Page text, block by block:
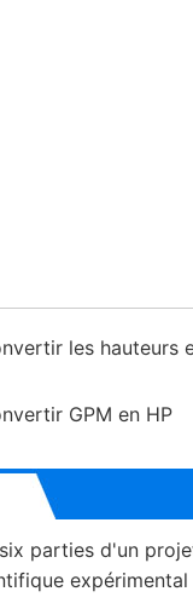
les hauteurs
GPM en HP
parties d'un
expérimental